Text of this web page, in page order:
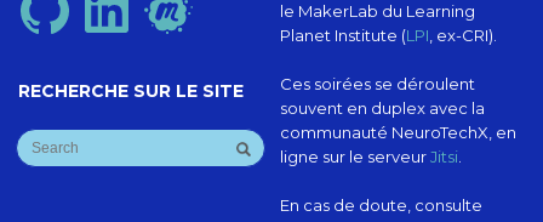
RECHERCHE SUR LE SITE
le MakerLab du Learning
Planet Institute (LPI , ex-CRI).
Ces soirées se déroulent
souvent en duplex avec la
communauté NeuroTechX, en
ligne sur le serveurJitsi.
En cas de doute, consulte